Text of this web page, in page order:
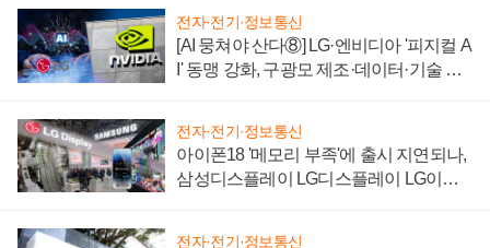
전자·전기·정보통신
[AI 뭉쳐야 산다⑧] LG·엔비디아 '피지컬 A
I' 동맹 강화, 구광모 제조·데이터·기술 결
전자·전기·정보통신
아이폰18 '메모리 부족'에 출시 지연되나,
삼성디스플레이 LG디스플레이 LG이노
전자·전기·정보통신